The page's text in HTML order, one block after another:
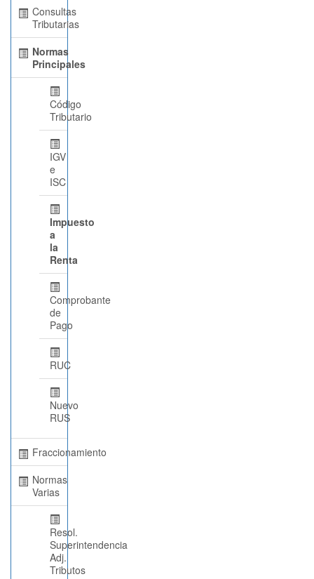
Consultas
Tributarias
Normas
Principales
Código
Tributario
IGV
e
ISC
Impuesto
a
la
Renta
Comprobante
de
Pago
RUC
Nuevo
RUS
Fraccionamiento
Normas
Varias
Resol.
Superintendencia
Adj.
Tributos